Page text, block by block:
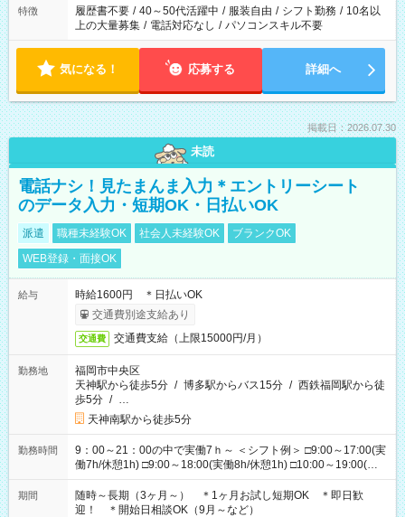
合は応募できません。
特徴 履歴書不要 / 40～50代活躍中 / 服装自由 / シフト勤務 / 10名以
上の大量募集 / 電話対応なし / パソコンスキル不要
気になる！ 応募する 詳細へ
掲載日：2026.07.30
未読
電話ナシ！見たまんま入力＊エントリーシート
のデータ入力・短期OK・日払いOK
派遣 職種未経験OK 社会人未経験OK
ブランクOK
WEB登録・面接OK
給与
時給1600円 ＊日払いOK
交通費別途支給あり
交通費 交通費支給（上限15000円/月）
勤務地
福岡市中央区
天神駅から徒歩5分 / 博多駅からバス15分 / 西鉄福岡駅から徒
歩5分 / …
天神南駅から徒歩5分
勤務時間
9：00～21：00の中で実働7ｈ～ ＜シフト例＞ □9:00～17:00(実
働7h/休憩1h) □9:00～18:00(実働8h/休憩1h) □10:00～19:00(実
働8h/休憩1h) □11:00～20:00(実働8h/休憩1h) □12:00～20:00(実
働7h/休憩1h) □12:00～21:00(実働7h/休憩1h) ＊固定OK ＊選べ
る時間帯！
期間
随時～長期（3ヶ月～） ＊1ヶ月お試し短期OK ＊即日歓
迎！ ＊開始日相談OK（9月～など）